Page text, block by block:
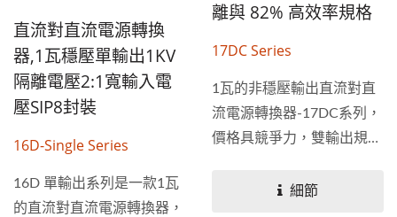
直流對直流電源轉換
器,1瓦穩壓單輸出1KV
隔離電壓2:1寬輸入電
壓SIP8封裝
16D-Single Series
16D 單輸出系列是一款1瓦
的直流對直流電源轉換器，
離與 82% 高效率規格
17DC Series
1瓦的非穩壓輸出直流對直
流電源轉換器-17DC系列，
價格具競爭力，雙輸出規
壓，使用...
細節